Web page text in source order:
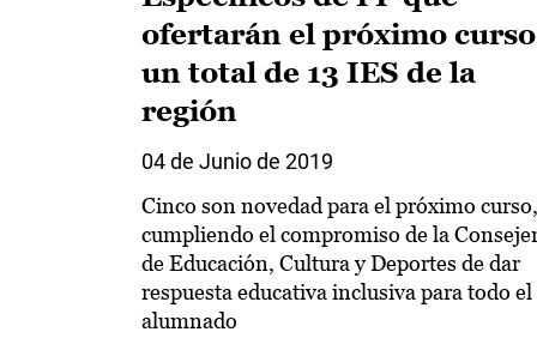
ofertarán el próximo curso
un total de 13 IES de la
región
04 de Junio de 2019
Cinco son novedad para el próximo curso,
cumpliendo el compromiso de la
de Educación, Cultura y Deportes de dar
respuesta educativa inclusiva para todo el
alumnado